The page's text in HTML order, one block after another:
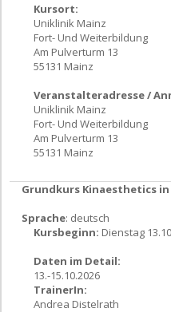
Kursort:
Uniklinik Mainz
Fort- Und Weiterbildung
Am Pulverturm 13
55131 Mainz
Veranstalteradresse /
Uniklinik Mainz
Fort- Und Weiterbildung
Am Pulverturm 13
55131 Mainz
Grundkurs Kinaesthetics in
Sprache: deutsch
Kursbeginn: Dienstag
Daten im Detail:
13.-15.10.2026
TrainerIn:
Andrea Distelrath